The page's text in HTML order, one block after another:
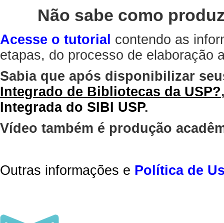
Não sabe como
Acesse o tutorial contendo as
etapas, do processo de elaboração
Sabia que após disponibilizar
Integrado de Bibliotecas da USP?
Integrada do SIBI USP.
Vídeo também é produção
Outras informações e Política de